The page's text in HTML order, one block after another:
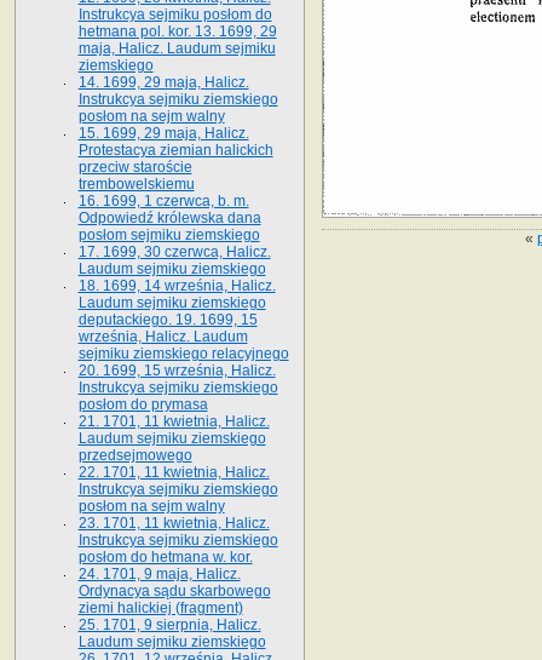
«
Instrukcya sejmiku posłom do
hetmana pol. kor. 13. 1699, 29
maja, Halicz. Laudum sejmiku
ziemskiego
14. 1699, 29 maja, Halicz.
Instrukcya sejmiku ziemskiego
posłom na sejm walny
15. 1699, 29 maja, Halicz.
Protestacya ziemian halickich
przeciw staroście
trembowelskiemu
16. 1699, 1 czerwca, b. m.
Odpowiedź królewska dana
posłom sejmiku ziemskiego
17. 1699, 30 czerwca, Halicz.
Laudum sejmiku ziemskiego
18. 1699, 14 września, Halicz.
Laudum sejmiku ziemskiego
deputackiego. 19. 1699, 15
września, Halicz. Laudum
sejmiku ziemskiego relacyjnego
20. 1699, 15 września, Halicz.
Instrukcya sejmiku ziemskiego
posłom do prymasa
21. 1701, 11 kwietnia, Halicz.
Laudum sejmiku ziemskiego
przedsejmowego
22. 1701, 11 kwietnia, Halicz.
Instrukcya sejmiku ziemskiego
posłom na sejm walny
23. 1701, 11 kwietnia, Halicz.
Instrukcya sejmiku ziemskiego
posłom do hetmana w. kor.
24. 1701, 9 maja, Halicz.
Ordynacya sądu skarbowego
ziemi halickiej (fragment)
25. 1701, 9 sierpnia, Halicz.
Laudum sejmiku ziemskiego